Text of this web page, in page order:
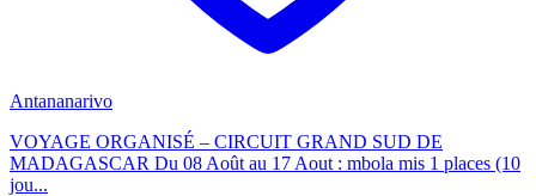
Antananarivo
VOYAGE ORGANISÉ – CIRCUIT GRAND SUD DE
MADAGASCAR Du 08 Août au 17 Aout : mbola mis 1 places (10
jou...